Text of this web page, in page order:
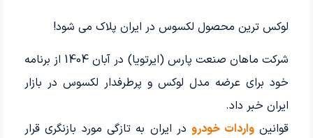
لوکس ترین محصول لکسوس در ایران پلاک می شود!
شرکت ماهان صنعت پارس (ایرتویا) در آبان 1404 از برنامه
خود برای عرضه مدل لوکس و پرطرفدار لکسوس در بازار
ایران خبر داد.
قوانینواردات خودرودر ایران به تازگی مورد بازنگری قرار